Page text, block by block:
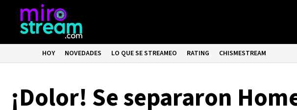
HOY NOVEDADES LO QUE SE STREAMEO RATING CHISMESTREAM
¡Dolor! Se separaron